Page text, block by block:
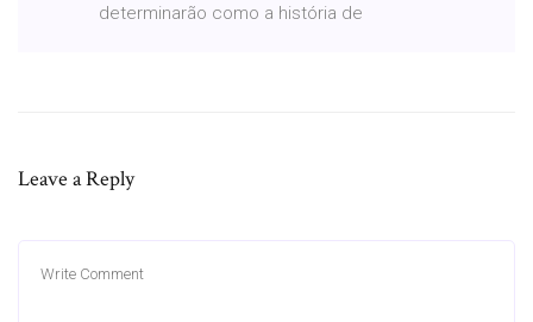
determinarão como a história de
Leave a Reply